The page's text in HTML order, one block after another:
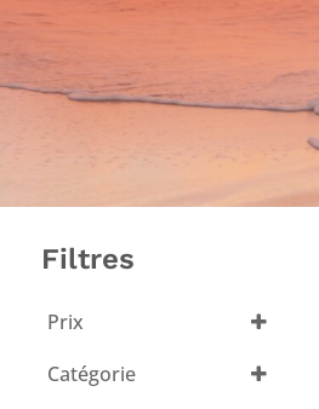
Filtres
Prix
Catégorie